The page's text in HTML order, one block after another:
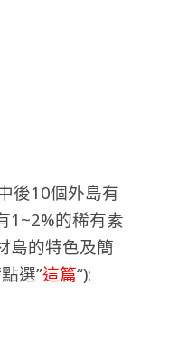
後10個外島有
1~2%的稀有素
島的特色及簡
選”這篇“):